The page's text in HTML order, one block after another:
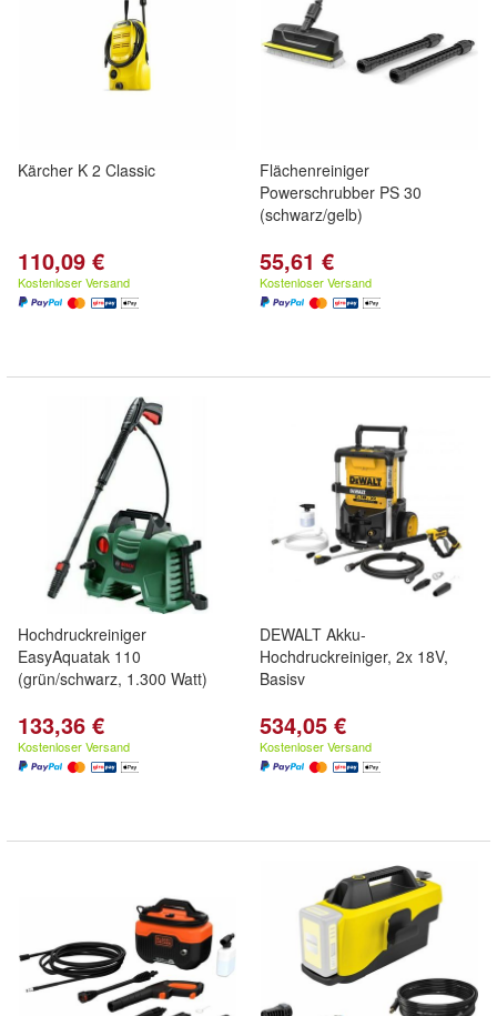
Kärcher K 2 Classic
110,09 €
Kostenloser Versand
Flächenreiniger
Powerschrubber PS 30
(schwarz/gelb)
55,61 €
Kostenloser Versand
Hochdruckreiniger
EasyAquatak 110
(grün/schwarz, 1.300 Watt)
133,36 €
Kostenloser Versand
DEWALT Akku-
Hochdruckreiniger, 2x 18V,
Basisv
534,05 €
Kostenloser Versand